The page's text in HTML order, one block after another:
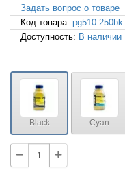
Задать вопрос о товаре
Код товара: pg510 250bk
Доступность: В наличии
Black Cyan